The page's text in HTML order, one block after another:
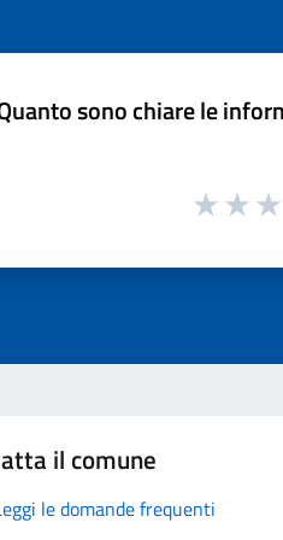
sono chiare le
il comune
le domande frequenti